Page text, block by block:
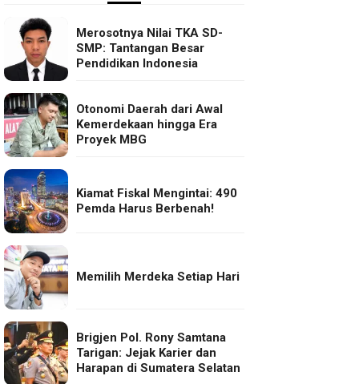
Merosotnya Nilai TKA SD-
SMP: Tantangan Besar
Pendidikan Indonesia
Otonomi Daerah dari Awal
Kemerdekaan hingga Era
Proyek MBG
Kiamat Fiskal Mengintai: 490
Pemda Harus Berbenah!
Memilih Merdeka Setiap Hari
Brigjen Pol. Rony Samtana
Tarigan: Jejak Karier dan
Harapan di Sumatera Selatan